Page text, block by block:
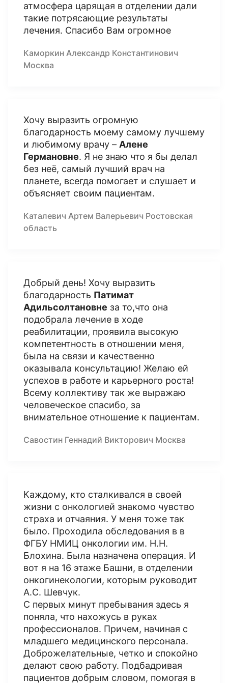
атмосфера царящая в отделении дали
такие потрясающие результаты
лечения. Спасибо Вам огромное
Каморкин Александр Константинович
Москва
Хочу выразить огромную
благодарность моему самому лучшему
и любимому врачу – Алене
Германовне. Я не знаю что я бы делал
без неё, самый лучший врач на
планете, всегда помогает и слушает и
объясняет своим пациентам.
Каталевич Артем Валерьевич Ростовская
область
Добрый день! Хочу выразить
благодарность Патимат
Адильсолтановне за то,что она
подобрала лечение в ходе
реабилитации, проявила высокую
компетентность в отношении меня,
была на связи и качественно
оказывала консультацию! Желаю ей
успехов в работе и карьерного роста!
Всему коллективу так же выражаю
человеческое спасибо, за
внимательное отношение к пациентам.
Савостин Геннадий Викторович Москва
Каждому, кто сталкивался в своей
жизни с онкологией знакомо чувство
страха и отчаяния. У меня тоже так
было. Проходила обследования в в
ФГБУ НМИЦ онкологии им. Н.Н.
Блохина. Была назначена операция. И
вот я на 16 этаже Башни, в отделении
онкогинекологии, которым руководит
А.С. Шевчук.
С первых минут пребывания здесь я
поняла, что нахожусь в руках
профессионалов. Причем, начиная с
младшего медицинского персонала.
Доброжелательные, четко и спокойно
делают свою работу. Подбадривая
пациентов добрым словом, помогая в